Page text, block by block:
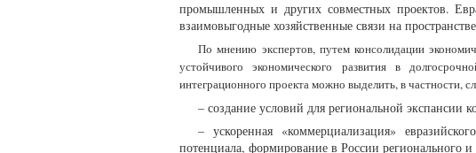
промышленных и других совместных проектов.
взаимовыгодные хозяйственные связи на
По мнению экспертов, путем консолидации
устойчивого экономического развития в
интеграционного проекта можно выделить, в частности,
– создание условий для региональной экспансии
– ускоренная «коммерциализация»
потенциала, формирование в России регионального